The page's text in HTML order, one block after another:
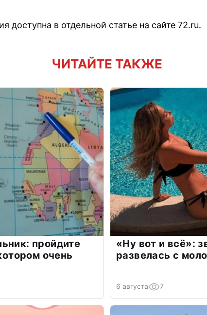
доступна в отдельной статье на сайте 72.ru.
ЧИТАЙТЕ ТАКЖЕ
пройдите
очень
«Ну вот и всё»:
развелась с
6 августа 7